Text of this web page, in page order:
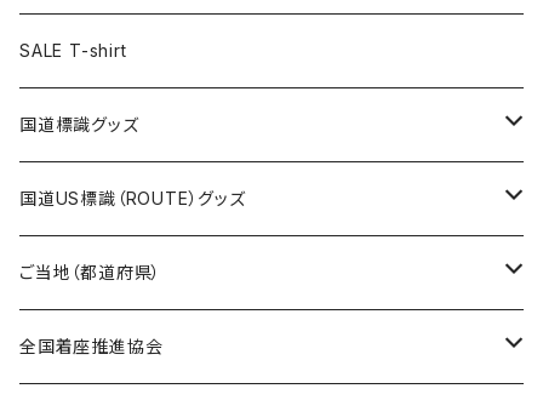
ランチバッグ
エコバッグ
クリアファイル
ステッカー
ホテルキーホルダー
モーテルキーホルダー
トートバッグ
マスク
エコバッグ
千葉ロッテマリーンズコラボ
ステッカー
モーテルキーホルダー
ホテルキーホルダー
トートバッグ
ステッカー
ホテルキーホルダー
キャップ
ステッカー
Tシャツ
ステッカー
ホテルキーホルダー
SALE T-shirt
国道標識グッズ
ステッカー
国道0～99号線
国道100～199号線
Tシャツ
キャップ
国道US標識（ROUTE）グッズ
ステッカー
ROUTE 0～99号線
Tシャツ
ご当地（都道府県）
北海道
全国着座推進協会